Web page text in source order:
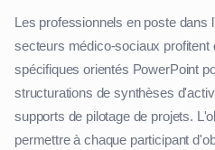
Les professionnels en poste dans
secteurs médico-sociaux profitent
spécifiques orientés PowerPoint
structurations de synthèses
supports de pilotage de projets.
permettre à chaque participant